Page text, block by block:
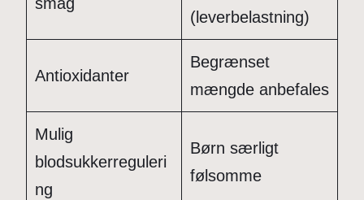
(leverbelastning)
Antioxidanter
Begrænset
mængde anbefales
Mulig
blodsukkerreguleri
ng
Børn særligt
følsomme